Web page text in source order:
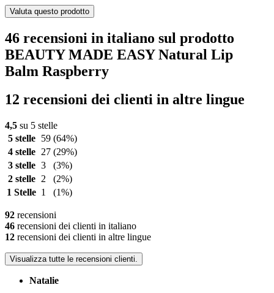
Valuta questo prodotto
46 recensioni in italiano sul prodotto
BEAUTY MADE EASY Natural Lip
Balm Raspberry
12 recensioni dei clienti in altre lingue
4,5 su 5 stelle
5 stelle
59 (64%)
4 stelle
27 (29%)
3 stelle 3
(3%)
2 stelle
2
(2%)
1 Stelle 1 (1%)
92 recensioni
46 recensioni dei clienti in italiano
12 recensioni dei clienti in altre lingue
Visualizza tutte le recensioni clienti.
Natalie